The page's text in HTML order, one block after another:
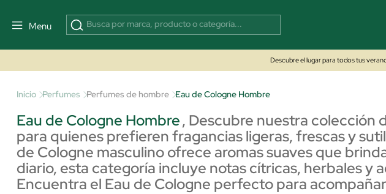
Menu
Descubre el lugar para todos tus
Inicio Perfumes Perfumes de hombre Eau de Cologne Hombre
Eau de Cologne Hombre, Descubre nuestra colección
para quienes prefieren fragancias ligeras, frescas y
de Cologne masculino ofrece aromas suaves que
diario, esta categoría incluye notas cítricas, herbales y
Encuentra el Eau de Cologne perfecto para